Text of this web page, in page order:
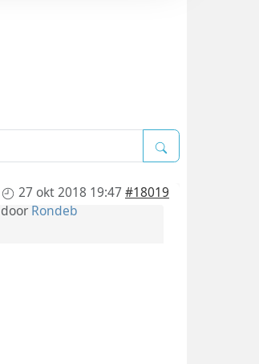
27 okt 2018 19:47 #18019
doorRondeb